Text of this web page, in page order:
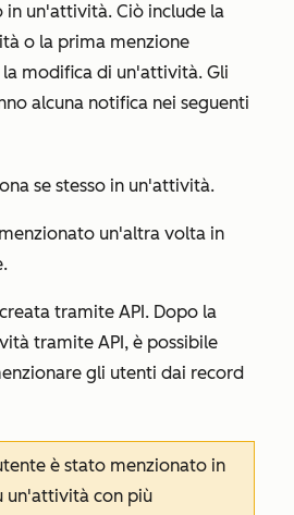
in un'attività. Ciò include la
o la prima menzione
modifica di un'attività. Gli
alcuna notifica nei seguenti
se stesso in un'attività.
un'altra volta in
tramite API. Dopo la
tramite API, è possibile
gli utenti dai record
è stato menzionato in
un'attività con più